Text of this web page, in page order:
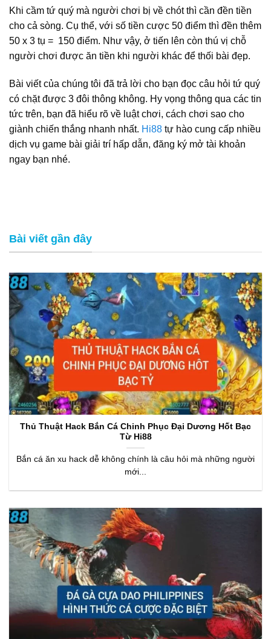
Khi cầm tứ quý mà người chơi bị về chót thì cần đền tiền
cho cả sòng. Cụ thể, với số tiền cược 50 điểm thì đền thêm
50 x 3 tụ = 150 điểm. Như vậy, ở tiến lên còn thú vị chỗ
người chơi được ăn tiền khi người khác để thối bài đẹp.
Bài viết của chúng tôi đã trả lời cho bạn đọc câu hỏi tứ quý
có chặt được 3 đôi thông không. Hy vọng thông qua các tin
tức trên, bạn đã hiểu rõ về luật chơi, cách chơi sao cho
giành chiến thắng nhanh nhất. Hi88 tự hào cung cấp nhiều
dịch vụ game bài giải trí hấp dẫn, đăng ký mở tài khoản
ngay bạn nhé.
Bài viết gần đây
Thủ Thuật Hack Bắn Cá Chinh Phục Đại Dương Hốt Bạc
Từ Hi88
Bắn cá ăn xu hack dễ không chính là câu hỏi mà những người
mới...